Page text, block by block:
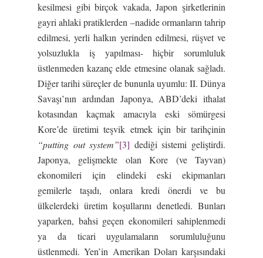
kesilmesi gibi birçok vakada, Japon şirketlerinin
gayri ahlaki pratiklerden –nadide ormanların tahrip
edilmesi, yerli halkın yerinden edilmesi, rüşvet ve
yolsuzlukla iş yapılması- hiçbir sorumluluk
üstlenmeden kazanç elde etmesine olanak sağladı.
Diğer tarihi süreçler de bununla uyumlu: II. Dünya
Savaşı’nın ardından Japonya, ABD’deki ithalat
kotasından kaçmak amacıyla eski sömürgesi
Kore’de üretimi teşvik etmek için bir tarihçinin
“putting out system”[3] dediği sistemi geliştirdi.
Japonya, gelişmekte olan Kore (ve Tayvan)
ekonomileri için elindeki eski ekipmanları
gemilerle taşıdı, onlara kredi önerdi ve bu
ülkelerdeki üretim koşullarını denetledi. Bunları
yaparken, bahsi geçen ekonomileri sahiplenmedi
ya da ticari uygulamaların sorumluluğunu
üstlenmedi. Yen’in Amerikan Doları karşısındaki